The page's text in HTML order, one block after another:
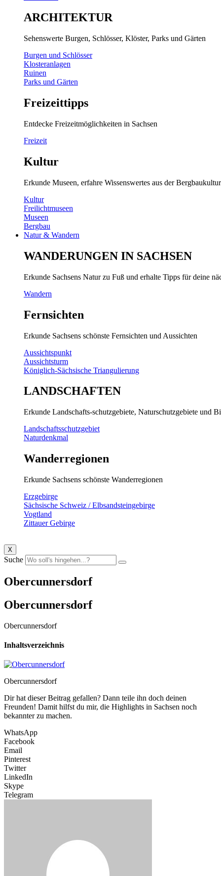
ARCHITEKTUR
Sehenswerte Burgen, Schlösser, Klöster, Parks und Gärten
Burgen und Schlösser
Klosteranlagen
Ruinen
Parks und Gärten
Freizeittipps
Entdecke Freizeitmöglichkeiten in Sachsen
Freizeit
Kultur
Erkunde Museen, erfahre Wissenswertes aus der
Kultur
Freilichtmuseen
Museen
Bergbau
Natur & Wandern
WANDERUNGEN IN SACHSEN
Erkunde Sachsens Natur zu Fuß und erhalte Tipps für deine
Wandern
Fernsichten
Erkunde Sachsens schönste Fernsichten und Aussichten
Aussichtspunkt
Aussichtsturm
Königlich-Sächsische Triangulierung
LANDSCHAFTEN
Erkunde Landschafts-schutzgebiete, Naturschutzgebiete und
Landschaftsschutzgebiet
Naturdenkmal
Wanderregionen
Erkunde Sachsens schönste Wanderregionen
Erzgebirge
Sächsische Schweiz / Elbsandsteingebirge
Vogtland
Zittauer Gebirge
X
Suche
Obercunnersdorf
Obercunnersdorf
Obercunnersdorf
Inhaltsverzeichnis
Obercunnersdorf
Dir hat dieser Beitrag gefallen? Dann teile ihn doch deinen
Freunden! Damit hilfst du mir, die Highlights in Sachsen noch
bekannter zu machen.
WhatsApp
Facebook
Email
Pinterest
Twitter
LinkedIn
Skype
Telegram